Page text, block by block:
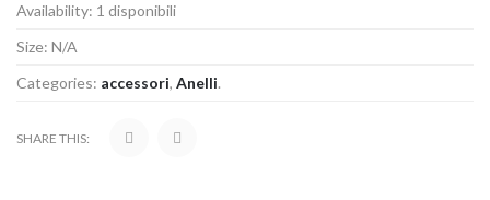
Availability: 1 disponibili
Size: N/A
Categories: accessori, Anelli.
SHARE THIS: